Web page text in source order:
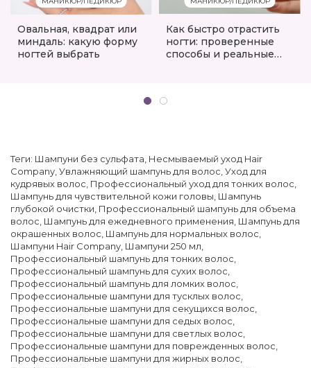
Овальная, квадрат или
миндаль: какую форму
ногтей выбрать
Как быстро отрастить
ногти: проверенные
способы и реальные
Теги: Шампуни без сульфата Несмываемый уход Hair
Company Увлажняющий шампунь для волос Уход для
кудрявых волос Профессиональный уход для тонких волос
Шампунь для чувствительной кожи головы Шампунь
глубокой очистки Профессиональный шампунь для объема
волос Шампунь для ежедневного применения Шампунь для
окрашенных волос Шампунь для нормальных волос
Шампуни Hair Company Шампуни 250 мл
Профессиональный шампунь для тонких волос
Профессиональный шампунь для сухих волос
Профессиональный шампунь для ломких волос
Профессиональные шампуни для тусклых волос
Профессиональные шампуни для секущихся волос
Профессиональные шампуни для седых волос
Профессиональные шампуни для светлых волос
Профессиональные шампуни для поврежденных волос
Профессиональные шампуни для жирных волос